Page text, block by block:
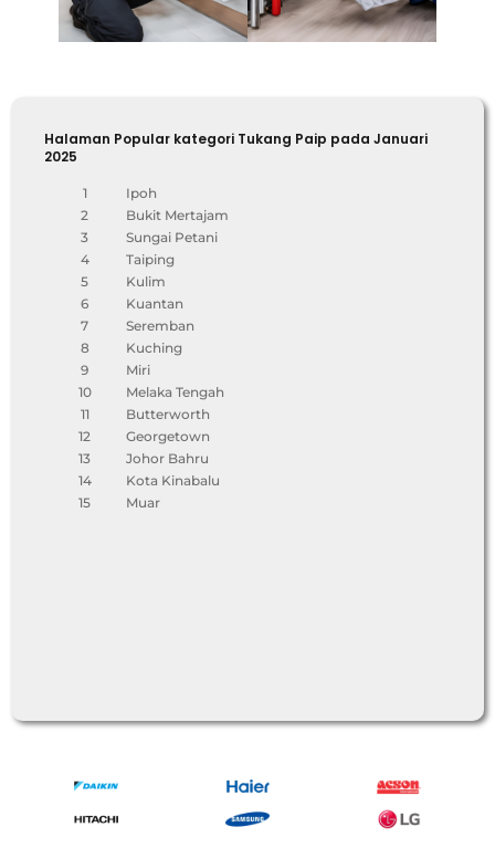
Halaman Popular kategori Tukang Paip pada Januari
2025
1
Ipoh
2
Bukit Mertajam
3
Sungai Petani
4
Taiping
5
Kulim
6
Kuantan
7
Seremban
8
Kuching
9
Miri
10
Melaka Tengah
11
Butterworth
12
Georgetown
13
Johor Bahru
14
Kota Kinabalu
15
Muar